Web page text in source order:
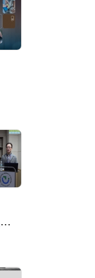
아동상담 미술치료